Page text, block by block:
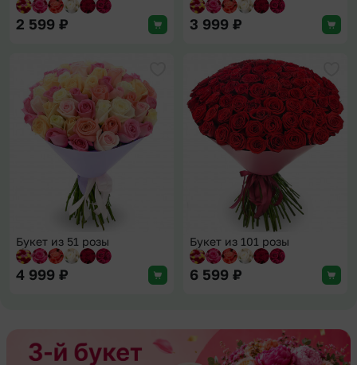
2 599 ₽ 3 999 ₽
Добавить в избранное
Букет из 51 розы
4 999 ₽
Букет из 101 розы
6 599 ₽